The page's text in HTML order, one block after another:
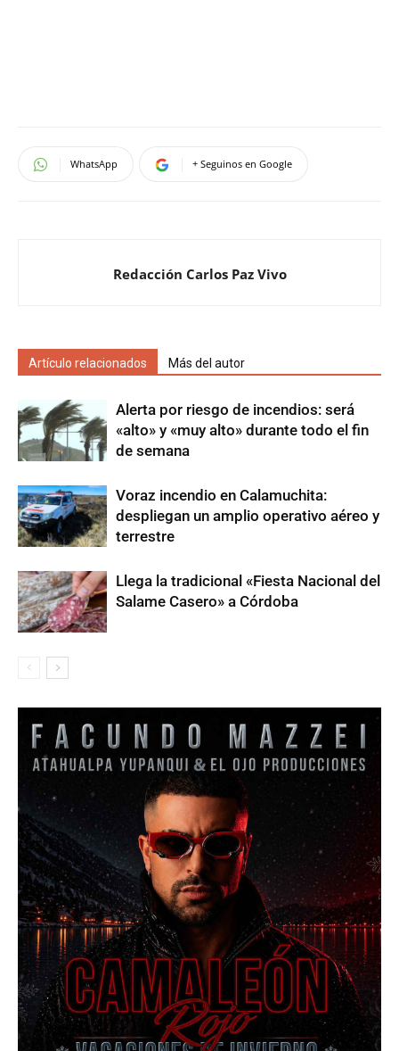
WhatsApp + Seguinos en Google
Redacción Carlos Paz Vivo
Artículo relacionados Más del autor
Alerta por riesgo de incendios: será
«alto» y «muy alto» durante todo el fin
de semana
Voraz incendio en Calamuchita:
despliegan un amplio operativo aéreo y
terrestre
Llega la tradicional «Fiesta Nacional del
Salame Casero» a Córdoba